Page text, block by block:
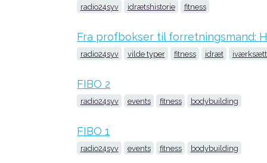
radio24syv idrætshistorie fitness
Fra profbokser til forretningsmand:
radio24syv vilde typer fitness idræt
FIBO 2
radio24syv events fitness bodybuilding
FIBO 1
radio24syv events fitness bodybuilding